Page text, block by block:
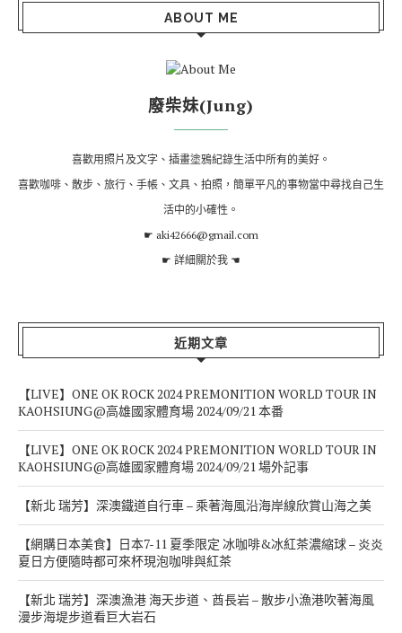
ABOUT ME
廢柴妹(Jung)
喜歡用照片及文字、插畫塗鴉紀錄生活中所有的美好。
喜歡咖啡、散步、旅行、手帳、文具、拍照，簡單平凡的事物當中尋找自己生
活中的小確性。
☛ aki42666@gmail.com
☛ 詳細關於我 ☚
近期文章
【LIVE】ONE OK ROCK 2024 PREMONITION WORLD TOUR IN
KAOHSIUNG@高雄國家體育場 2024/09/21 本番
【LIVE】ONE OK ROCK 2024 PREMONITION WORLD TOUR IN
KAOHSIUNG@高雄國家體育場 2024/09/21 場外記事
【新北 瑞芳】深澳鐵道自行車 – 乘著海風沿海岸線欣賞山海之美
【網購日本美食】日本7-11 夏季限定 冰咖啡&冰紅茶濃縮球 – 炎炎
夏日方便隨時都可來杯現泡咖啡與紅茶
【新北 瑞芳】深澳漁港 海天步道、酋長岩 – 散步小漁港吹著海風
漫步海堤步道看巨大岩石